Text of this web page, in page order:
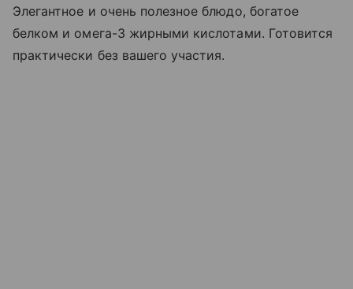
Элегантное и очень полезное блюдо, богатое
белком и омега-3 жирными кислотами. Готовится
практически без вашего участия.